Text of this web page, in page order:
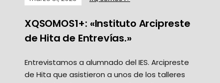
XQSOMOS1+: «Instituto Arcipreste
de Hita de Entrevías.»
Entrevistamos a alumnado del IES. Arcipreste
de Hita que asistieron a unos de los talleres